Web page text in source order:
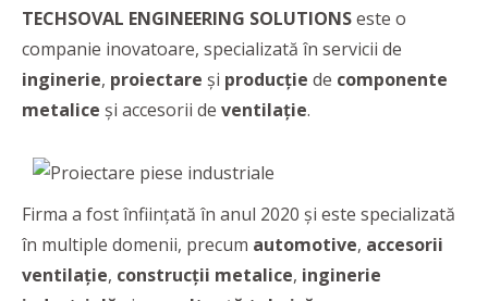
TECHSOVAL ENGINEERING SOLUTIONSeste o
companie inovatoare, specializată în servicii de
inginerie, proiectare și producție de componente
metalice și accesorii de ventilație.
Firma a fost înființată în anul 2020 și este specializată
în multiple domenii, precum automotive, accesorii
ventilație, construcții metalice, inginerie